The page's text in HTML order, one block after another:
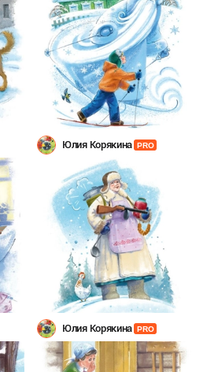
Юлия Корякина PRO
Юлия Корякина PRO